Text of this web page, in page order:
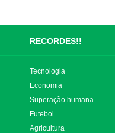
RECORDES!!
Tecnologia
Economia
Superação humana
Futebol
Agricultura